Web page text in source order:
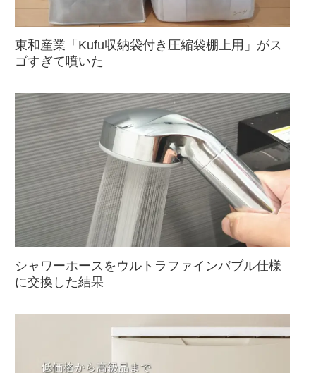
東和産業「Kufu収納袋付き圧縮袋棚上用」がス
ゴすぎて噴いた
シャワーホースをウルトラファインバブル仕様
に交換した結果